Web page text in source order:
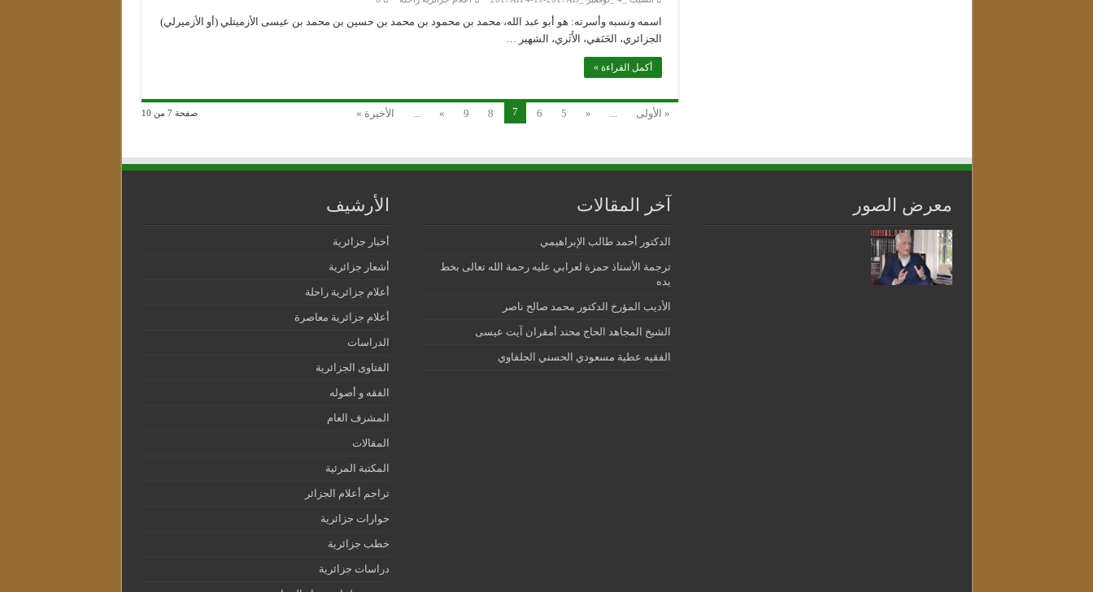
اسمه ونسبه وأسرته: هو أبو عبد الله، محمد بن محمود بن محمد بن حسين بن محمد بن عيسى الأزميتلي (أو الأزميرلي)
الجزائري، الحَنَفي، الأَثَري، الشهير …
أكمل القراءة »
صفحة 7 من 10 « الأولى ...
«
5
6
7
8
9
»
... الأخيرة »
معرض الصور آخر المقالات
الدكتور أحمد طالب الإبراهيمي
ترجمة الأستاذ حمزة لعرابي عليه رحمة الله تعالى بخط
يده
الأديب المؤرخ الدكتور محمد صالح ناصر
الشيخ المجاهد الحاج محند أمقران آيت عيسى
الفقيه عطية مسعودي الحسني الجلفاوي
الأرشيف
أخبار جزائرية
أشعار جزائرية
أعلام جزائرية راحلة
أعلام جزائرية معاصرة
الدراسات
الفتاوى الجزائرية
الفقه و أصوله
المشرف العام
المقالات
المكتبة المرئية
تراجم أعلام الجزائر
حوارات جزائرية
خطب جزائرية
دراسات جزائرية